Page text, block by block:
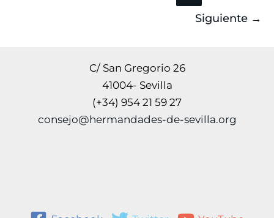
Siguiente →
C/ San Gregorio 26
41004- Sevilla
(+34) 954 21 59 27
consejo@hermandades-de-sevilla.org